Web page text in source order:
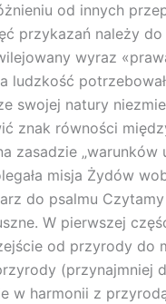
od innych
przykazań należy
wyraz
ludzkość
swojej natury
znak równości
zasadzie
misja Żydów
do psalmu
W pierwszej
od przyrody do
(przynajmniej
harmonii z